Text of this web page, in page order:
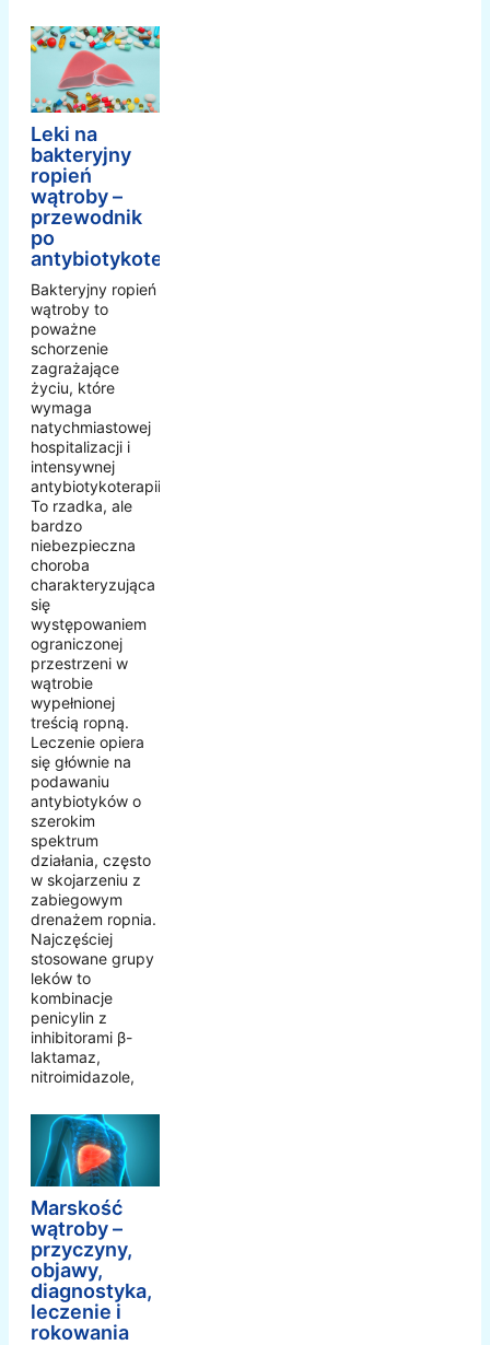
Leki na
bakteryjny
ropień
wątroby –
przewodnik
po
antybiotykoterapii
Bakteryjny ropień
wątroby to
poważne
schorzenie
zagrażające
życiu, które
wymaga
natychmiastowej
hospitalizacji i
intensywnej
antybiotykoterapii.
To rzadka, ale
bardzo
niebezpieczna
choroba
charakteryzująca
się
występowaniem
ograniczonej
przestrzeni w
wątrobie
wypełnionej
treścią ropną.
Leczenie opiera
się głównie na
podawaniu
antybiotyków o
szerokim
spektrum
działania, często
w skojarzeniu z
zabiegowym
drenażem ropnia.
Najczęściej
stosowane grupy
leków to
kombinacje
penicylin z
inhibitorami β-
laktamaz,
nitroimidazole,
Marskość
wątroby –
przyczyny,
objawy,
diagnostyka,
leczenie i
rokowania